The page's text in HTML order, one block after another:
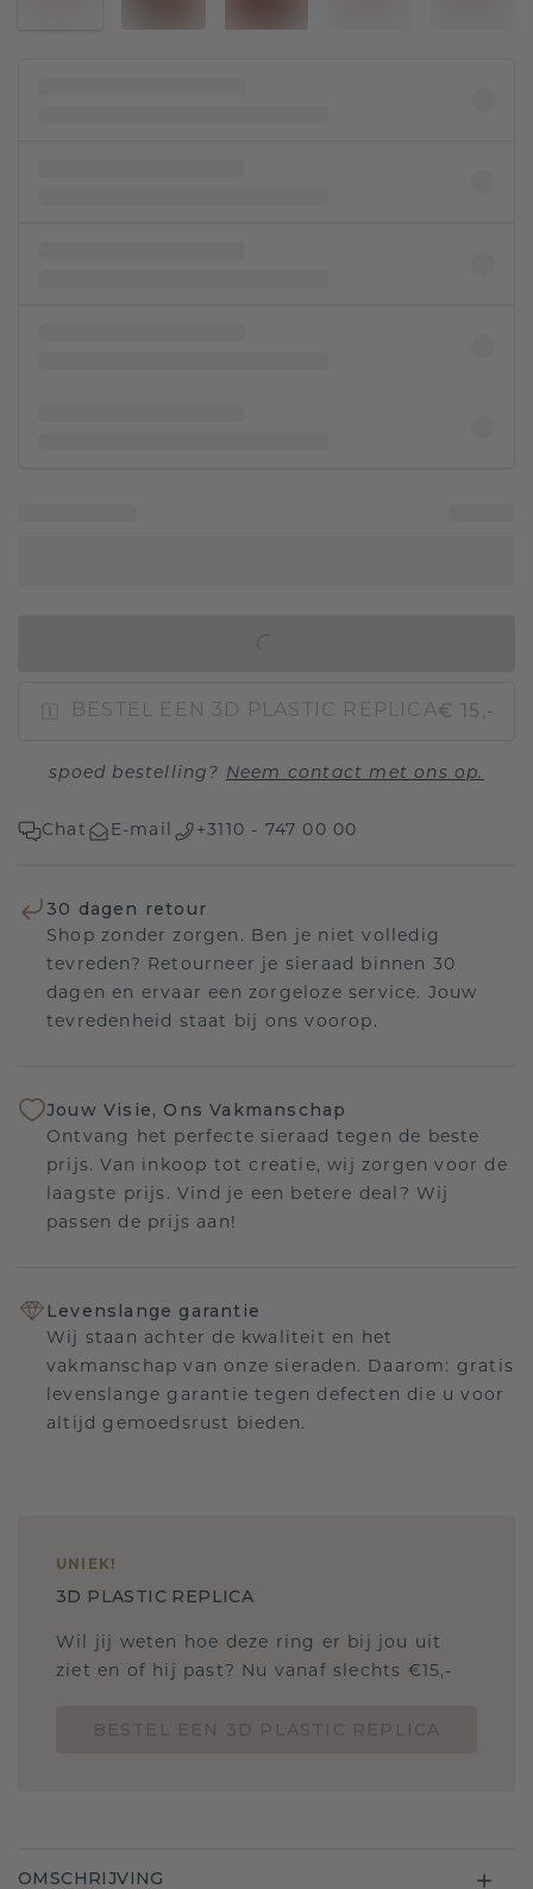
BESTEL EEN 3D PLASTIC REPLICA€ 15,-
spoed bestelling? Neem contact met ons op.
Chat E-mail +3110 - 747 00 00
30 dagen retour
Shop zonder zorgen. Ben je niet volledig
tevreden? Retourneer je sieraad binnen 30
dagen en ervaar een zorgeloze service. Jouw
tevredenheid staat bij ons voorop.
Jouw Visie, Ons Vakmanschap
Ontvang het perfecte sieraad tegen de beste
prijs. Van inkoop tot creatie, wij zorgen voor de
laagste prijs. Vind je een betere deal? Wij
passen de prijs aan!
Levenslange garantie
Wij staan achter de kwaliteit en het
vakmanschap van onze sieraden. Daarom: gratis
levenslange garantie tegen defecten die u voor
altijd gemoedsrust bieden.
UNIEK!
3D PLASTIC REPLICA
Wil jij weten hoe deze ring er bij jou uit
ziet en of hij past? Nu vanaf slechts €15,-
OMSCHRIJVING